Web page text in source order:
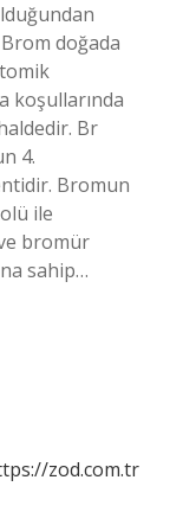
doğada
koşullarında
Br
4.
Bromun
ile
bromür
sahip…
zod.com.tr